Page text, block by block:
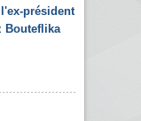
président
Bouteflika